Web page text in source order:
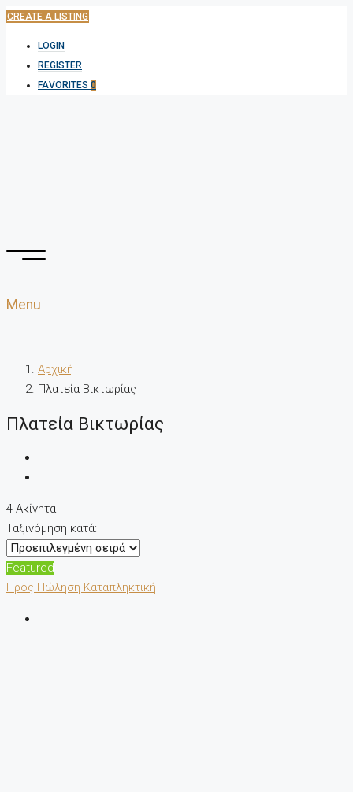
CREATE A LISTING
LOGIN
REGISTER
FAVORITES 0
Menu
Αρχική
Πλατεία Βικτωρίας
Πλατεία Βικτωρίας
4 Ακίνητα
Ταξινόμηση κατά:
Featured
Προς Πώληση Καταπληκτική